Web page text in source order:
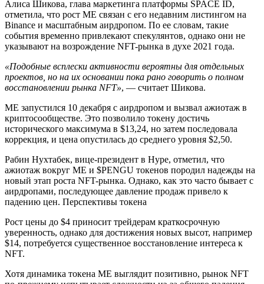
Алиса Шикова, глава маркетинга платформы SPACE ID,
отметила, что рост ME связан с его недавним листингом на
Binance и масштабным аирдропом. По ее словам, такие
события временно привлекают спекулянтов, однако они не
указывают на возрождение NFT-рынка в духе 2021 года.
«Подобные всплески активности вероятны для отдельных
проектов, но на их основании пока рано говорить о полном
восстановлении рынка NFT», — считает Шикова.
ME запустился 10 декабря с аирдропом и вызвал ажиотаж в
криптосообществе. Это позволило токену достичь
исторического максимума в $13,24, но затем последовала
коррекция, и цена опустилась до среднего уровня $2,50.
Рабин Нухтабек, вице-президент в Hype, отметил, что
ажиотаж вокруг ME и $PENGU токенов породил надежды на
новый этап роста NFT-рынка. Однако, как это часто бывает с
аирдропами, последующее давление продаж привело к
падению цен. Перспективы токена
Рост цены до $4 приносит трейдерам краткосрочную
уверенность, однако для достижения новых высот, например
$14, потребуется существенное восстановление интереса к
NFT.
Хотя динамика токена ME выглядит позитивно, рынок NFT